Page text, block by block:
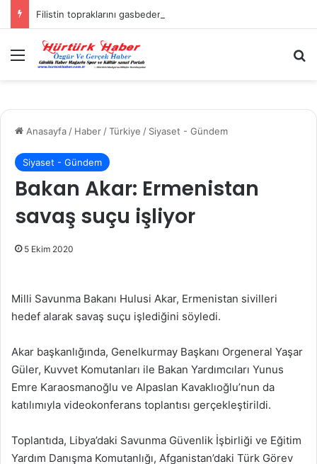
Menü
Anasayfa / Haber /Türkiye / Siyaset - Gündem
Siyaset - Gündem
Bakan Akar: Ermenistan
savaş suçu işliyor
5 Ekim 2020
Milli Savunma Bakanı Hulusi Akar, Ermenistan sivilleri
hedef alarak savaş suçu işlediğini söyledi.
Akar başkanlığında, Genelkurmay Başkanı Orgeneral Yaşar
Güler, Kuvvet Komutanları ile Bakan Yardımcıları Yunus
Emre Karaosmanoğlu ve Alpaslan Kavaklıoğlu’nun da
katılımıyla videokonferans toplantısı gerçekleştirildi.
Toplantıda, Libya’daki Savunma Güvenlik İşbirliği ve Eğitim
Yardım Danışma Komutanlığı, Afganistan’daki Türk Görev